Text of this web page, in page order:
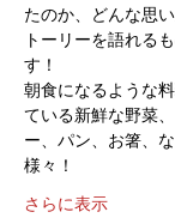
たのか、どんな思
トーリーを語れる
す！
朝食になるような
ている新鮮な野菜
ー、パン、お箸、
様々！
さらに表示